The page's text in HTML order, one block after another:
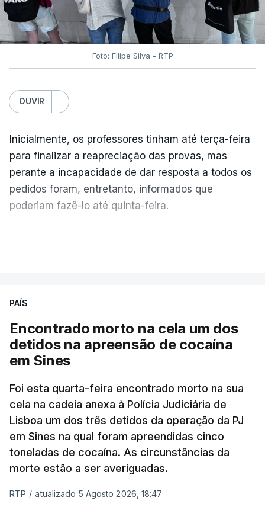
Foto: Filipe Silva - RTP
OUVIR
Inicialmente, os professores tinham até terça-feira
para finalizar a reapreciação das provas, mas
perante a incapacidade de dar resposta a todos os
pedidos foram, entretanto, informados que
poderiam fazê-lo até quinta-feira.
No domingo, estavam concluídos cerca de 50 por
cento dos mais de 20 mil pedidos de reapreciação,
mas Cristina Mota, porta-voz da Missão Escola
Pública, tem dúvidas de que o processo esteja
"Durante o fim de semana e nos últimos dias,
apercebamo-nos que ainda estão a ser
convocados professores para reapreciações"
disse a professora à agência Lusa."Será
praticamente impossível termos a totalidade
PAÍS
Encontrado morto na cela um dos
detidos na apreensão de cocaína
em Sines
Foi esta quarta-feira encontrado morto na sua
cela na cadeia anexa à Polícia Judiciária de
Lisboa um dos três detidos da operação da PJ
em Sines na qual foram apreendidas cinco
toneladas de cocaína. As circunstâncias da
morte estão a ser averiguadas.
RTP / atualizado 5 Agosto 2026, 18:47